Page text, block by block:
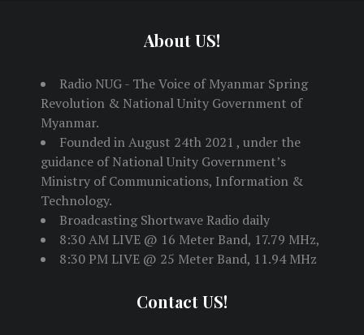
About US!
Radio NUG - The Voice of Myanmar Spring
Revolution & National Unity Government of
Myanmar.
Founded in August 24th 2021 , under the
guidance of National Unity Government’s
Ministry of Communications, Information &
Technology.
Broadcasting Shortwave Radio daily
8:30 AM LIVE @ 16 Meter Band, 17.79 MHz,
8:30 PM LIVE @ 25 Meter Band, 11.94 MHz
Contact US!